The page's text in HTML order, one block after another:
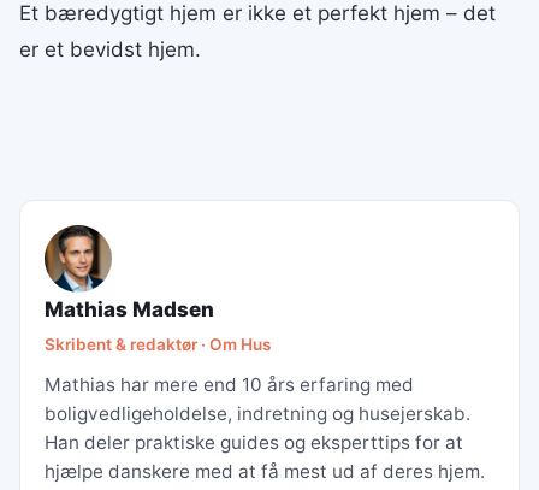
Et bæredygtigt hjem er ikke et perfekt hjem – det
er et bevidst hjem.
Mathias Madsen
Skribent & redaktør · Om Hus
Mathias har mere end 10 års erfaring med
boligvedligeholdelse, indretning og husejerskab.
Han deler praktiske guides og eksperttips for at
hjælpe danskere med at få mest ud af deres hjem.